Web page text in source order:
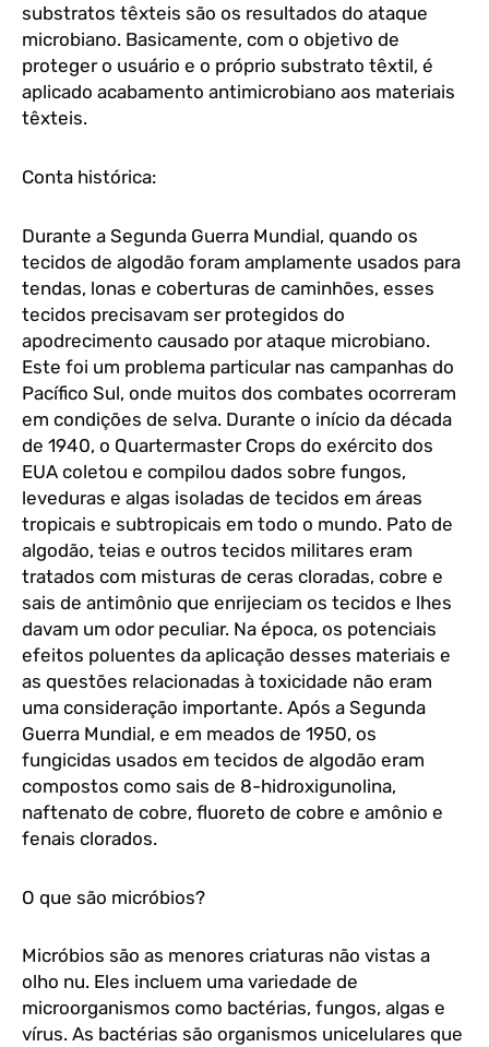
substratos têxteis são os resultados do ataque
microbiano. Basicamente, com o objetivo de
proteger o usuário e o próprio substrato têxtil, é
aplicado acabamento antimicrobiano aos materiais
têxteis.
Conta histórica:
Durante a Segunda Guerra Mundial, quando os
tecidos de algodão foram amplamente usados para
tendas, lonas e coberturas de caminhões, esses
tecidos precisavam ser protegidos do
apodrecimento causado por ataque microbiano.
Este foi um problema particular nas campanhas do
Pacífico Sul, onde muitos dos combates ocorreram
em condições de selva. Durante o início da década
de 1940, o Quartermaster Crops do exército dos
EUA coletou e compilou dados sobre fungos,
leveduras e algas isoladas de tecidos em áreas
tropicais e subtropicais em todo o mundo. Pato de
algodão, teias e outros tecidos militares eram
tratados com misturas de ceras cloradas, cobre e
sais de antimônio que enrijeciam os tecidos e lhes
davam um odor peculiar. Na época, os potenciais
efeitos poluentes da aplicação desses materiais e
as questões relacionadas à toxicidade não eram
uma consideração importante. Após a Segunda
Guerra Mundial, e em meados de 1950, os
fungicidas usados em tecidos de algodão eram
compostos como sais de 8-hidroxigunolina,
naftenato de cobre, fluoreto de cobre e amônio e
fenais clorados.
O que são micróbios?
Micróbios são as menores criaturas não vistas a
olho nu. Eles incluem uma variedade de
microorganismos como bactérias, fungos, algas e
vírus. As bactérias são organismos unicelulares que